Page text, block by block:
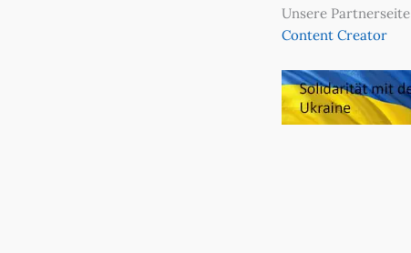
Unsere Partnerseite
Content Creator